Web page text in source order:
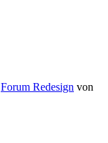
Forum Redesign von